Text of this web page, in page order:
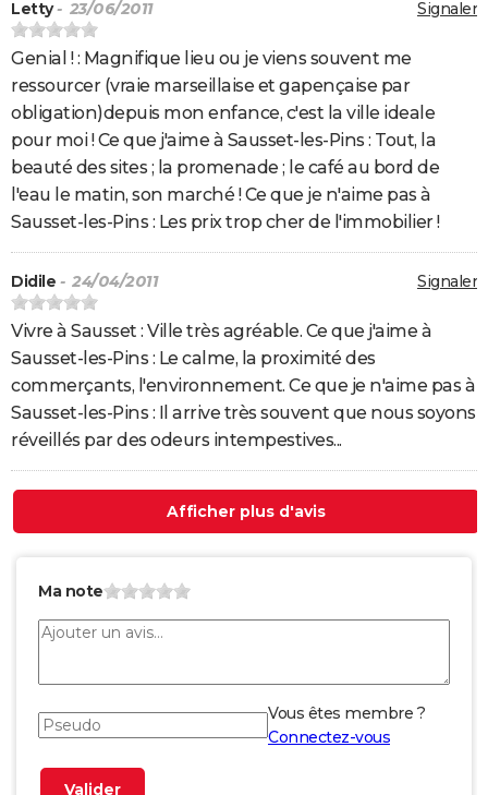
Signaler
Letty- 23/06/2011
Genial ! : Magnifique lieu ou je viens souvent me
ressourcer (vraie marseillaise et gapençaise par
obligation)depuis mon enfance, c'est la ville ideale
pour moi ! Ce que j'aime à Sausset-les-Pins : Tout, la
beauté des sites ; la promenade ; le café au bord de
l'eau le matin, son marché ! Ce que je n'aime pas à
Sausset-les-Pins : Les prix trop cher de l'immobilier !
Signaler
Didile - 24/04/2011
Vivre à Sausset : Ville très agréable. Ce que j'aime à
Sausset-les-Pins : Le calme, la proximité des
commerçants, l'environnement. Ce que je n'aime pas à
Sausset-les-Pins : Il arrive très souvent que nous soyons
réveillés par des odeurs intempestives...
Afficher plus d'avis
Ma note
Vous êtes membre ?
Connectez-vous